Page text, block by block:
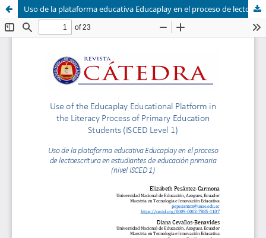
Uso de la plataforma educativa Educaplay en el proceso de lectoescritura en estudiantes de educación primaria (nivel ISCED 1)